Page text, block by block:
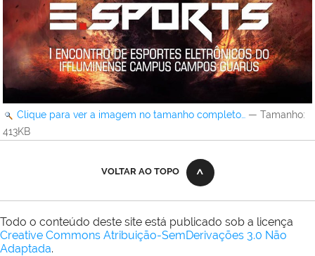
Clique para ver a imagem no tamanho completo… — Tamanho:
413KB
VOLTAR AO TOPO
Todo o conteúdo deste site está publicado sob a licença
Creative Commons Atribuição-SemDerivações 3.0 Não
Adaptada.